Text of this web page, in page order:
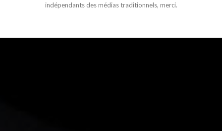
indépendants des médias traditionnels, merci.